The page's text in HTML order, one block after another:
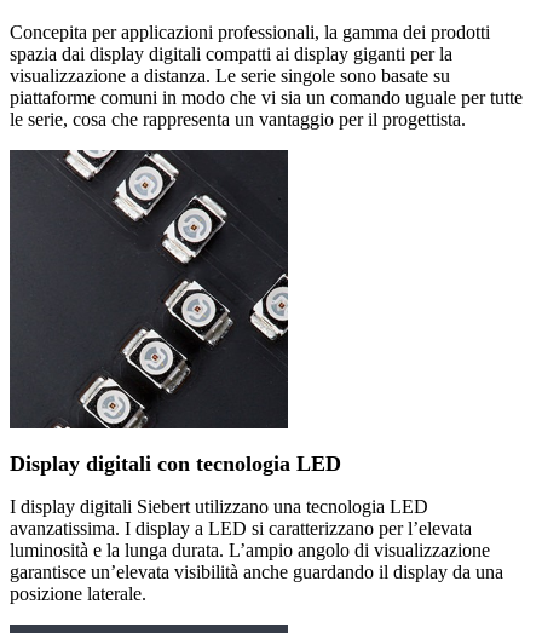
Concepita per applicazioni professionali, la gamma dei prodotti
spazia dai display digitali compatti ai display giganti per la
visualizzazione a distanza. Le serie singole sono basate su
piattaforme comuni in modo che vi sia un comando uguale per tutte
le serie, cosa che rappresenta un vantaggio per il progettista.
Display digitali con tecnologia LED
I display digitali Siebert utilizzano una tecnologia LED
avanzatissima. I display a LED si caratterizzano per l’elevata
luminosità e la lunga durata. L’ampio angolo di visualizzazione
garantisce un’elevata visibilità anche guardando il display da una
posizione laterale.